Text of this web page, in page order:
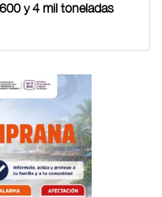
y 4 mil toneladas